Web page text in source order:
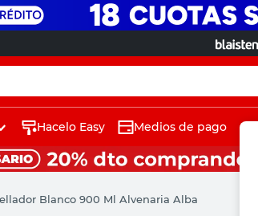
Hacelo Easy Medios de pago
Blanco 900 Ml Alvenaria Alba